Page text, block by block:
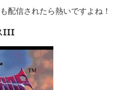
配信されたら熱いですよね！
III